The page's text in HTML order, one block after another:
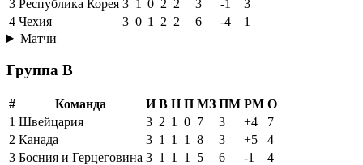
3 Республика Корея 3 1 0 2 2 3 -1
3
4 Чехия 3 0 1 2 2 6 -4
1
Матчи
Группа B
# Команда И В Н П МЗ ПМ РМ О
1 Швейцария 3 2 1 0 7 3 +4
7
2 Канада 3 1 1 1 8 3 +5
4
3 Босния и Герцеговина 3 1 1 1 5 6 -1
4